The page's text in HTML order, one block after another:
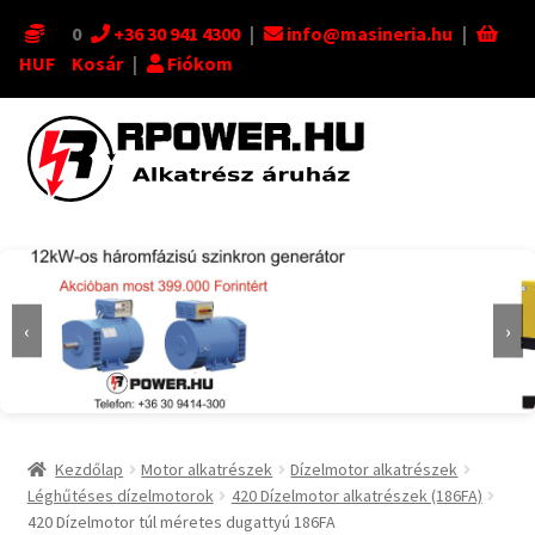
HUF
0 +36 30 941 4300 | info@masineria.hu |
Kosár | Fiókom
Ugrás
a
navigációhoz
Kilépés
a
tartalomba
‹ ›
Kezdőlap Motor alkatrészek
Dízelmotor alkatrészek
Léghűtéses dízelmotorok
420 Dízelmotor alkatrészek (186FA)
420 Dízelmotor túl méretes dugattyú 186FA